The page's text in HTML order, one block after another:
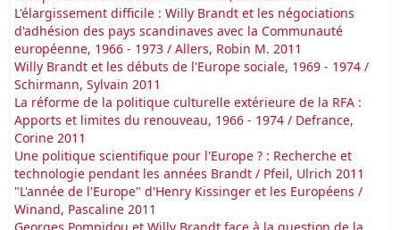
L'élargissement difficile : Willy Brandt et les négociations
d'adhésion des pays scandinaves avec la Communauté
européenne, 1966 - 1973 / Allers, Robin M. 2011
Willy Brandt et les débuts de l'Europe sociale, 1969 - 1974 /
Schirmann, Sylvain 2011
La réforme de la politique culturelle extérieure de la RFA :
Apports et limites du renouveau, 1966 - 1974 / Defrance,
Corine 2011
Une politique scientifique pour l'Europe ? : Recherche et
technologie pendant les années Brandt / Pfeil, Ulrich 2011
"L'année de l'Europe" d'Henry Kissinger et les Européens /
Winand, Pascaline 2011